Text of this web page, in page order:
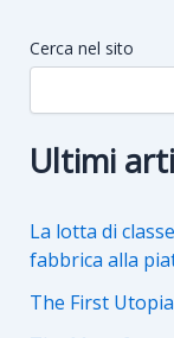
Cerca nel sito
Ultimi
La lotta di
fabbrica alla
The First